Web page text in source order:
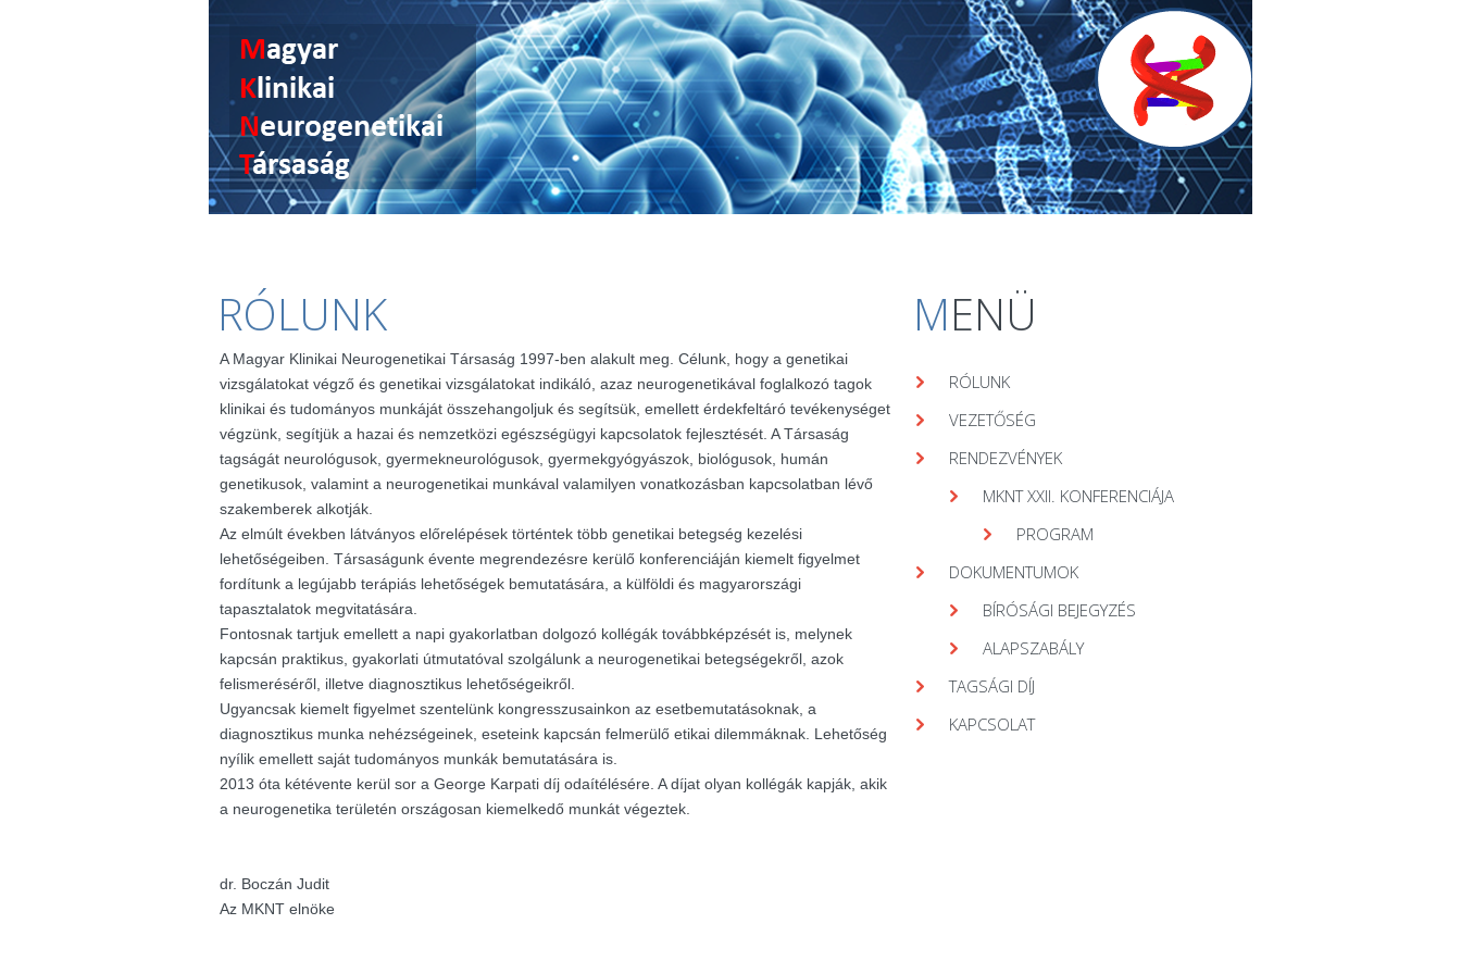
RÓLUNK
A Magyar Klinikai Neurogenetikai Társaság 1997-ben alakult meg. Célunk, hogy a genetikai
vizsgálatokat végző és genetikai vizsgálatokat indikáló, azaz neurogenetikával foglalkozó tagok
klinikai és tudományos munkáját összehangoljuk és segítsük, emellett érdekfeltáró tevékenységet
végzünk, segítjük a hazai és nemzetközi egészségügyi kapcsolatok fejlesztését. A Társaság
tagságát neurológusok, gyermekneurológusok, gyermekgyógyászok, biológusok, humán
genetikusok, valamint a neurogenetikai munkával valamilyen vonatkozásban kapcsolatban lévő
szakemberek alkotják.
Az elmúlt években látványos előrelépések történtek több genetikai betegség kezelési
lehetőségeiben. Társaságunk évente megrendezésre kerülő konferenciáján kiemelt figyelmet
fordítunk a legújabb terápiás lehetőségek bemutatására, a külföldi és magyarországi
tapasztalatok megvitatására.
Fontosnak tartjuk emellett a napi gyakorlatban dolgozó kollégák továbbképzését is, melynek
kapcsán praktikus, gyakorlati útmutatóval szolgálunk a neurogenetikai betegségekről, azok
felismeréséről, illetve diagnosztikus lehetőségeikről.
Ugyancsak kiemelt figyelmet szentelünk kongresszusainkon az esetbemutatásoknak, a
diagnosztikus munka nehézségeinek, eseteink kapcsán felmerülő etikai dilemmáknak. Lehetőség
nyílik emellett saját tudományos munkák bemutatására is.
2013 óta kétévente kerül sor a George Karpati díj odaítélésére. A díjat olyan kollégák kapják, akik
a neurogenetika területén országosan kiemelkedő munkát végeztek.
dr. Boczán Judit
Az MKNT elnöke
MENÜ
RÓLUNK
VEZETŐSÉG
RENDEZVÉNYEK
MKNT XXII. KONFERENCIÁJA
PROGRAM
DOKUMENTUMOK
BÍRÓSÁGI BEJEGYZÉS
ALAPSZABÁLY
TAGSÁGI DÍJ
KAPCSOLAT